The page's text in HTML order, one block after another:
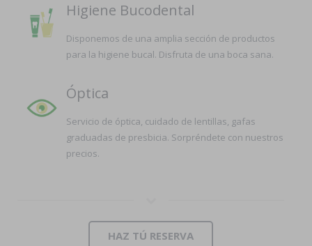
Higiene Bucodental
Disponemos de una amplia sección de productos
para la higiene bucal. Disfruta de una boca sana.
Óptica
Servicio de óptica, cuidado de lentillas, gafas
graduadas de presbicia. Sorpréndete con nuestros
precios.
HAZ TÚ RESERVA